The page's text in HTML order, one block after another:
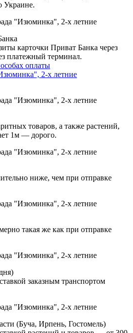
Украине.
карточки Приват Банка через
платежный терминал.
оплаты
товаров, а также растений,
1м — дорого.
ниже, чем при отправке
такая же как при отправке
заказным транспортом
(Буча, Ирпень, Гостомель)